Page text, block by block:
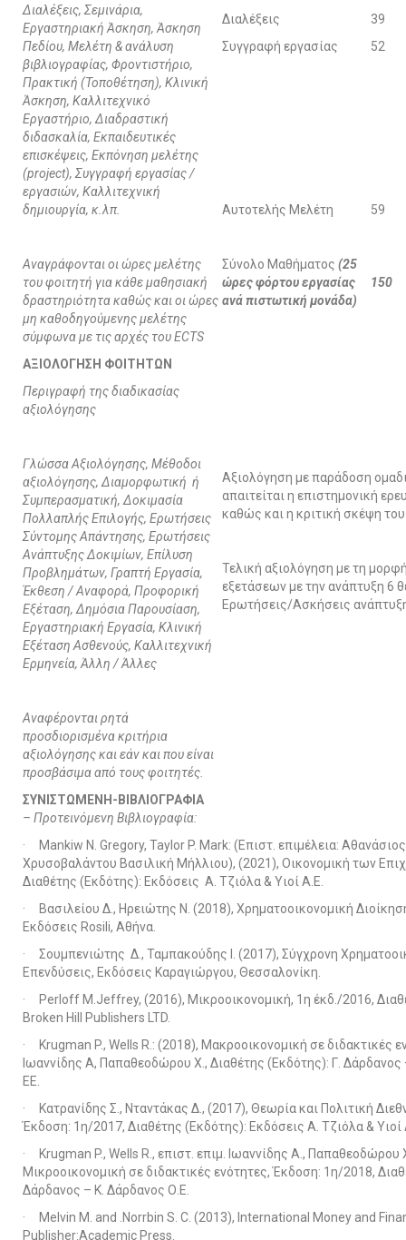
Διαλέξεις, Σεμινάρια,
Εργαστηριακή Άσκηση, Άσκηση
Πεδίου, Μελέτη & ανάλυση
βιβλιογραφίας, Φροντιστήριο,
Πρακτική (Τοποθέτηση), Κλινική
Άσκηση, Καλλιτεχνικό
Εργαστήριο, Διαδραστική
διδασκαλία, Εκπαιδευτικές
επισκέψεις, Εκπόνηση μελέτης
(project), Συγγραφή εργασίας /
εργασιών, Καλλιτεχνική
δημιουργία, κ.λπ.
Αναγράφονται οι ώρες μελέτης
του φοιτητή για κάθε μαθησιακή
δραστηριότητα καθώς και οι ώρες
μη καθοδηγούμενης μελέτης
σύμφωνα με τις αρχές του ECTS
Διαλέξεις
39
Συγγραφή εργασίας
52
Αυτοτελής Μελέτη 59
Σύνολο Μαθήματος (25
ώρες φόρτου εργασίας
ανά πιστωτική μονάδα)
150
ΑΞΙΟΛΟΓΗΣΗ ΦΟΙΤΗΤΩΝ
Περιγραφή της διαδικασίας
αξιολόγησης
Γλώσσα Αξιολόγησης, Μέθοδοι
αξιολόγησης, Διαμορφωτική ή
Συμπερασματική, Δοκιμασία
Πολλαπλής Επιλογής, Ερωτήσεις
Σύντομης Απάντησης, Ερωτήσεις
Ανάπτυξης Δοκιμίων, Επίλυση
Προβλημάτων, Γραπτή Εργασία,
Έκθεση / Αναφορά, Προφορική
Εξέταση, Δημόσια Παρουσίαση,
Εργαστηριακή Εργασία, Κλινική
Εξέταση Ασθενούς, Καλλιτεχνική
Ερμηνεία, Άλλη / Άλλες
Αναφέρονται ρητά
προσδιορισμένα κριτήρια
αξιολόγησης και εάν και που είναι
προσβάσιμα από τους φοιτητές.
Αξιολόγηση με παράδοση
απαιτείται η επιστημονική
καθώς και η κριτική σκέψη
Τελική αξιολόγηση με τη
εξετάσεων με την ανάπτυξη 6
Ερωτήσεις/Ασκήσεις
ΣΥΝΙΣΤΩΜΕΝΗ-ΒΙΒΛΙΟΓΡΑΦΙΑ
– Προτεινόμενη Βιβλιογραφία:
· Mankiw N. Gregory, Taylor P. Mark: (Επιστ. επιμέλεια:
Χρυσοβαλάντου Βασιλική Μήλλιου), (2021), Οικονομική των
Διαθέτης (Εκδότης): Εκδόσεις Α. Τζιόλα & Υιοί Α.Ε.
· Βασιλείου Δ., Ηρειώτης Ν. (2018), Χρηματοοικονομική
Εκδόσεις Rosili, Aθήνα.
· Σουμπενιώτης Δ., Ταμπακούδης Ι. (2017), Σύγχρονη
Επενδύσεις, Εκδόσεις Καραγιώργου, Θεσσαλονίκη.
· Perloff M.Jeffrey, (2016), Μικροοικονομική, 1η έκδ./2016,
Broken Hill Publishers LTD.
· Krugman P., Wells R.: (2018), Μακροοικονομική σε διδακτικές
Ιωαννίδης Α, Παπαθεοδώρου Χ., Διαθέτης (Εκδότης): Γ. Δάρδανος
ΕΕ.
· Κατρανίδης Σ., Νταντάκας Δ., (2017), Θεωρία και Πολιτική
Έκδοση: 1η/2017, Διαθέτης (Εκδότης): Εκδόσεις Α. Τζιόλα & Υιοί
· Krugman P., Wells R., επιστ. επιμ. Ιωαννίδης Α., Παπαθεοδώρου
Μικροοικονομική σε διδακτικές ενότητες, Έκδοση: 1η/2018,
Δάρδανος – Κ. Δάρδανος Ο.Ε.
· Melvin M. and .Norrbin S. C. (2013), International Money and
Publisher:Academic Press.